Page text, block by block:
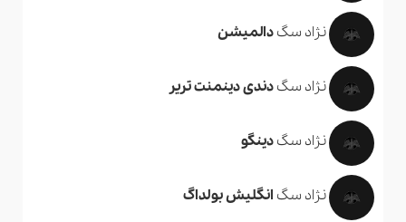
نژاد سگدالمیشن
نژاد سگدندی دینمنت تریر
نژاد سگدینگو
نژاد سگ انگلیش بولداگ